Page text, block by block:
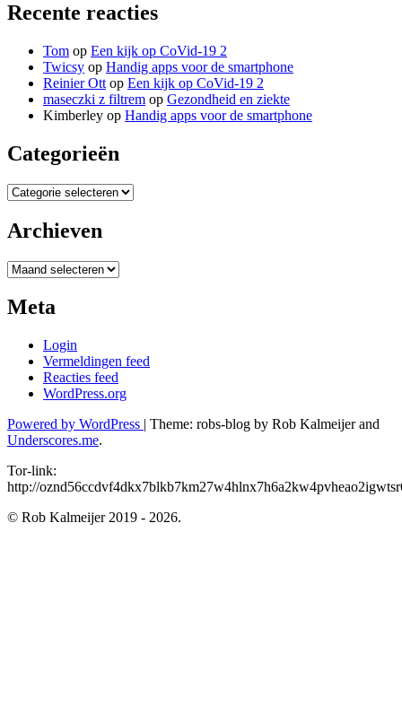
Recente reacties
Tom op Een kijk op CoVid-19 2
Twicsy op Handig apps voor de smartphone
Reinier Ott op Een kijk op CoVid-19 2
maseczki z filtrem op Gezondheid en ziekte
Kimberley op Handig apps voor de smartphone
Categorieën
Categorieën
Archieven
Archieven
Meta
Login
Vermeldingen feed
Reacties feed
WordPress.org
Powered by WordPress | Theme: robs-blog by Rob Kalmeijer and
Underscores.me.
Tor-link:
http://
© Rob Kalmeijer 2019 - 2026.